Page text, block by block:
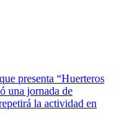
presenta “Huerteros
una jornada de
la actividad en